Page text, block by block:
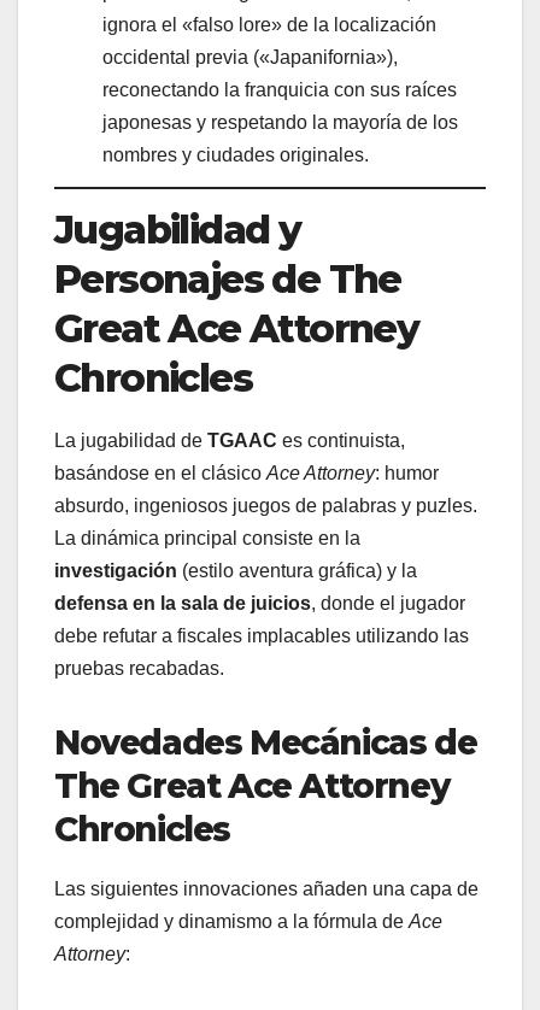
ignora el «falso lore» de la localización
occidental previa («Japanifornia»),
reconectando la franquicia con sus raíces
japonesas y respetando la mayoría de los
nombres y ciudades originales.
Jugabilidad y
Personajes de The
Great Ace Attorney
Chronicles
La jugabilidad de TGAAC es continuista,
basándose en el clásico Ace Attorney: humor
absurdo, ingeniosos juegos de palabras y puzles.
La dinámica principal consiste en la
investigación (estilo aventura gráfica) y la
defensa en la sala de juicios, donde el jugador
debe refutar a fiscales implacables utilizando las
pruebas recabadas.
Novedades Mecánicas de
The Great Ace Attorney
Chronicles
Las siguientes innovaciones añaden una capa de
complejidad y dinamismo a la fórmula de Ace
Attorney: